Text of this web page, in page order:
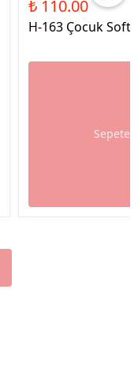
₺ 110.00
H-163 Çocuk Soft
Sepete